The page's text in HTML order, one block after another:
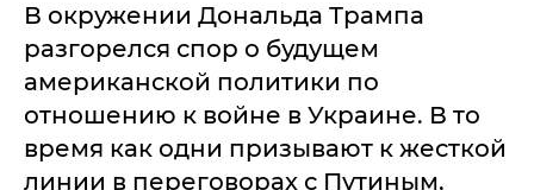
В окружении Дональда Трампа
разгорелся спор о будущем
американской политики по
отношению к войне в Украине. В то
время как одни призывают к жесткой
линии в переговорах с Путиным,